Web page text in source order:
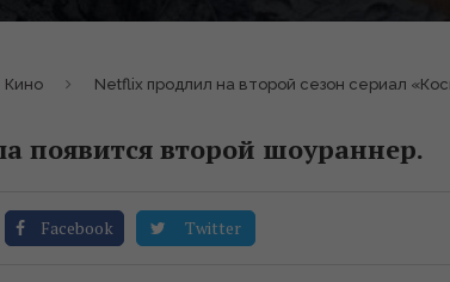
Кино Netflix продлил на второй сезон сериал
появится второй шоураннер.
Facebook Twitter